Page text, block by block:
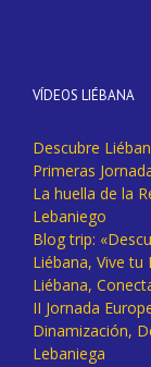
VÍDEOS LIÉBANA
Descubre
Primeras
La huella de la
Lebaniego
Blog trip:
Liébana, Vive tu
Liébana,
II Jornada
Dinamización,
Lebaniega